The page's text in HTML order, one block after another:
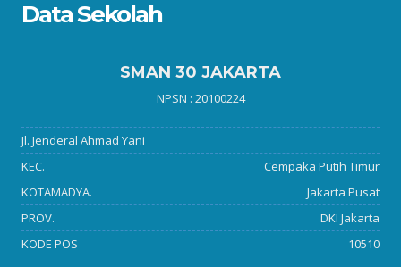
Data Sekolah
SMAN 30 JAKARTA
NPSN : 20100224
Jl. Jenderal Ahmad Yani
KEC.
Cempaka Putih Timur
KOTAMADYA.
Jakarta Pusat
PROV.
DKI Jakarta
KODE POS
10510